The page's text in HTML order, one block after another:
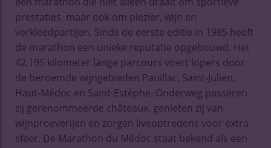
prestaties, maar ook om plezier, wijn en
verkleedpartijen. Sinds de eerste editie in 1985 heeft
de marathon een unieke reputatie opgebouwd. Het
42,195 kilometer lange parcours voert lopers door
de beroemde wijngebieden Pauillac, Saint-Julien,
Haut-Médoc en Saint-Estèphe. Onderweg passeren
zij gerenommeerde châteaux, genieten zij van
wijnproeverijen en zorgen liveoptredens voor extra
sfeer. De Marathon du Médoc staat bekend als een